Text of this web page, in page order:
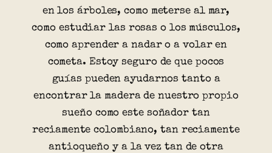
en los árboles, como meterse al mar,
como estudiar las rosas o los músculos,
como aprender a nadar o a volar en
cometa. Estoy seguro de que pocos
guías pueden ayudarnos tanto a
encontrar la madera de nuestro propio
sueño como este soñador tan
reciamente colombiano, tan reciamente
antioqueño y a la vez tan de otra